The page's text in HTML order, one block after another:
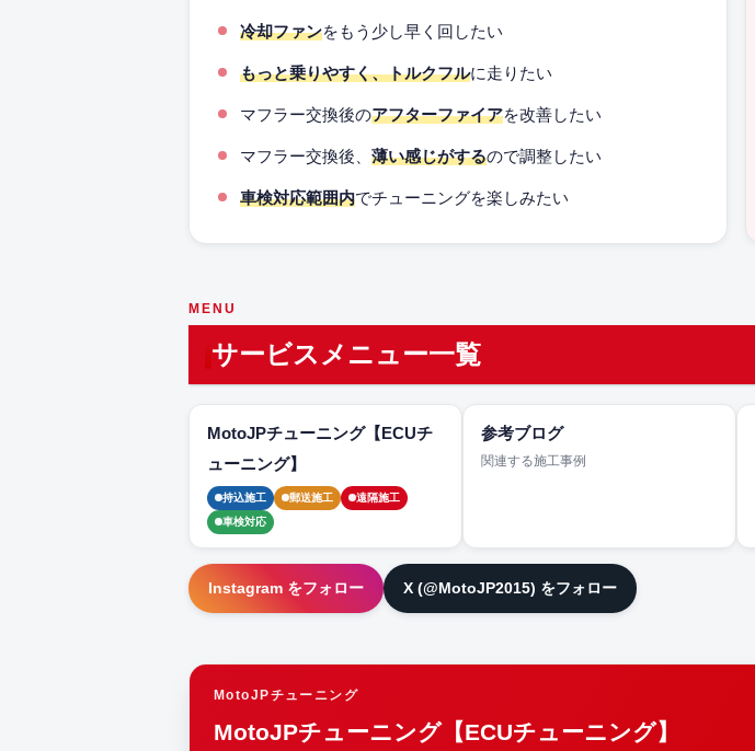
冷却ファンをもう少し早く回したい
もっと乗りやすく、トルクフルに走りたい
マフラー交換後のアフターファイアを改善したい
マフラー交換後、 薄い感じがするので調整したい
車検対応範囲内でチューニングを楽しみたい
MENU
サービスメニュー一覧
MotoJPチューニング【ECUチ
ューニング】
持込施工 郵送施工
遠隔施工
車検対応
参考ブログ
関連する施工事例
Instagram をフォロー X (@MotoJP2015) をフォロー
MotoJPチューニング
MotoJPチューニング【ECUチューニング】